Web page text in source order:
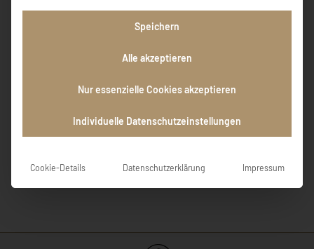
Ruhe in Frieden.
Speichern
Alle akzeptieren
Nur essenzielle Cookies akzeptieren
Individuelle Datenschutzeinstellungen
Cookie-Details Datenschutzerklärung Impressum